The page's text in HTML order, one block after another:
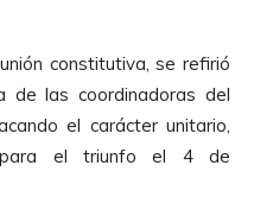
constitutiva, se refirió
de las coordinadoras del
el carácter unitario,
para el triunfo el 4 de